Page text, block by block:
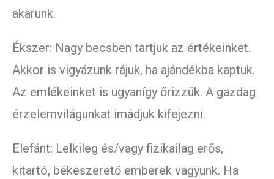
akarunk.
Ékszer: Nagy becsben tartjuk az értékeinket.
Akkor is vigyázunk rájuk, ha ajándékba kaptuk.
Az emlékeinket is ugyanígy őrizzük. A gazdag
érzelemvilágunkat imádjuk kifejezni.
Elefánt: Lelkileg és/vagy fizikailag erős,
kitartó, békeszerető emberek vagyunk. Ha